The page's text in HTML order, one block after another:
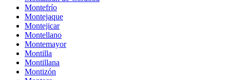
Montefrío
Montejaque
Montejicar
Montellano
Montemayor
Montilla
Montillana
Montizón